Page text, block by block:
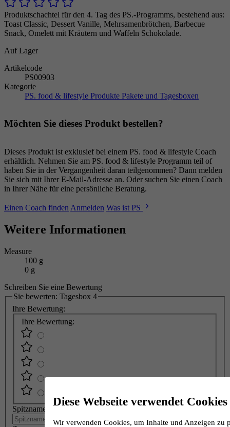
Diese Webseite verwendet Cookies
Wir verwenden Cookies, um Inhalte und Anzeigen zu
Produktschachtel für den 4. Tag des PS.-Programms, bestehend aus:
Toast Classic, Dessert Vanille, Mehrsamenbrötchen, Barbecue
Snack, Omelett mit Kräutern und Waffeln Schokolade.
Auf Lager
Artikelcode
PS00903
Kategorie
PS. food & lifestyle Produkte Pakete und Tagesboxen
Möchten Sie dieses Produkt bestellen?
Dieses Produkt ist exklusief bei einem PS. food & lifestyle Coach
erhältlich. Nehmen Sie am PS. food & lifestyle Programm teil of
haben Sie in der Vergangenheit daran teilgenommen? Dann melden
Sie sich mit Ihrer E-Mail-Adresse an. Oder suchen Sie einen Coach
in Ihrer Nähe für eine persönliche Beratung.
Einen Coach finden Anmelden Was ist PS
Weitere Informationen
Measure
100 g
0 g
Schreiben Sie eine Bewertung
Sie bewerten: Tagesbox 4
Ihre Bewertung:
Ihre Bewertung:
Spitzname